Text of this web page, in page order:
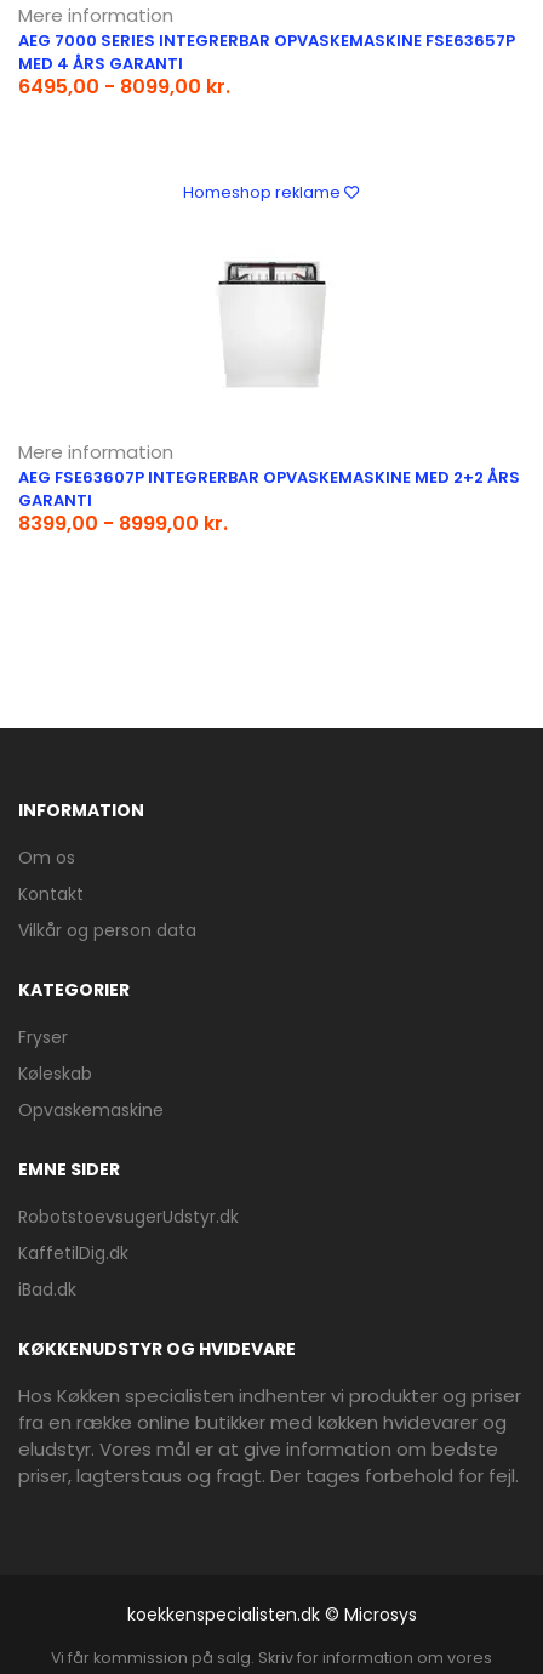
Mere information
AEG 7000 SERIES INTEGRERBAR OPVASKEMASKINE FSE63657P
MED 4 ÅRS GARANTI
6495,00 - 8099,00 kr.
Homeshop reklame
Mere information
AEG FSE63607P INTEGRERBAR OPVASKEMASKINE MED 2+2 ÅRS
GARANTI
8399,00 - 8999,00 kr.
INFORMATION
Om os
Kontakt
Vilkår og person data
KATEGORIER
Fryser
Køleskab
Opvaskemaskine
EMNE SIDER
RobotstoevsugerUdstyr.dk
KaffetilDig.dk
iBad.dk
KØKKENUDSTYR OG HVIDEVARE
Hos Køkken specialisten indhenter vi produkter og priser
fra en række online butikker med køkken hvidevarer og
eludstyr. Vores mål er at give information om bedste
priser, lagterstaus og fragt. Der tages forbehold for fejl.
koekkenspecialisten.dk © Microsys
Vi får kommission på salg. Skriv for information om vores